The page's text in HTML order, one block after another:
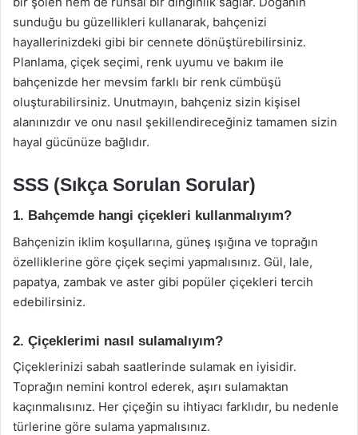
sunduğu bu güzellikleri kullanarak, bahçenizi
hayallerinizdeki gibi bir cennete dönüştürebilirsiniz.
Planlama, çiçek seçimi, renk uyumu ve bakım ile
bahçenizde her mevsim farklı bir renk cümbüşü
oluşturabilirsiniz. Unutmayın, bahçeniz sizin kişisel
alanınızdır ve onu nasıl şekillendireceğiniz tamamen sizin
hayal gücünüze bağlıdır.
SSS (Sıkça Sorulan Sorular)
1. Bahçemde hangi çiçekleri kullanmalıyım?
Bahçenizin iklim koşullarına, güneş ışığına ve toprağın
özelliklerine göre çiçek seçimi yapmalısınız. Gül, lale,
papatya, zambak ve aster gibi popüler çiçekleri tercih
edebilirsiniz.
2. Çiçeklerimi nasıl sulamalıyım?
Çiçeklerinizi sabah saatlerinde sulamak en iyisidir.
Toprağın nemini kontrol ederek, aşırı sulamaktan
kaçınmalısınız. Her çiçeğin su ihtiyacı farklıdır, bu nedenle
türlerine göre sulama yapmalısınız.